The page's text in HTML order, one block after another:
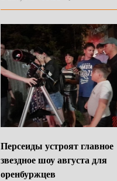
Персеиды устроят главное
звездное шоу августа для
оренбуржцев